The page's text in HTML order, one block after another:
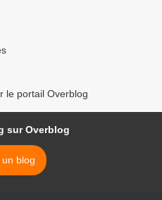
le portail Overblog
sur Overblog
blog